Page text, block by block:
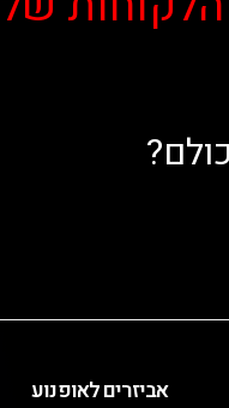
אביזרים לאופנוע